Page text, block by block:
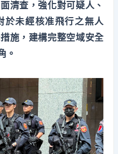
清查，強化對可疑人、
於未經核准飛行之無人
施，建構完整空域安全
。